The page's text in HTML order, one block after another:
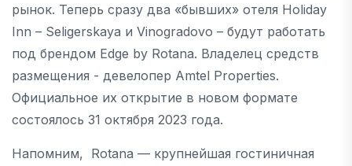
рынок. Теперь сразу два «бывших» отеля Holiday
Inn – Seligerskaya и Vinogradovo – будут работать
под брендом Edge by Rotana. Владелец средств
размещения - девелопер Amtel Properties.
Официальное их открытие в новом формате
состоялось 31 октября 2023 года.
Напомним, Rotana — крупнейшая гостиничная